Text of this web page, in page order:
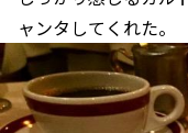
ャンタしてくれた。